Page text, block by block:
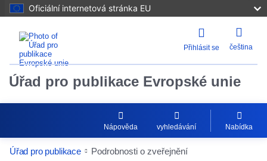
Oficiální internetová stránka EU
Přihlásit se čeština
Úřad pro publikace Evropské unie
Nápověda vyhledávání Nabídka
Úřad pro publikace Podrobnosti o zveřejnění